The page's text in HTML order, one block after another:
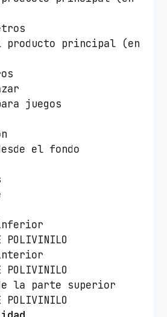
producto principal (en
juegos
el fondo
POLIVINILO
POLIVINILO
la parte superior
POLIVINILO